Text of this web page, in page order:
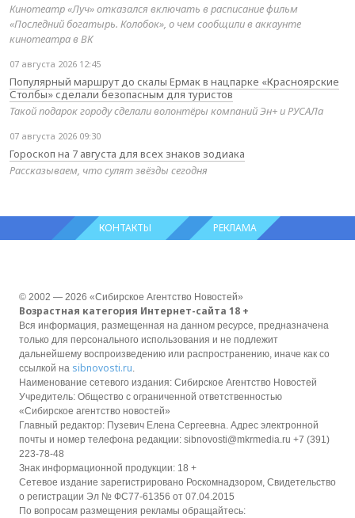
Кинотеатр «Луч» отказался включать в расписание фильм
«Последний богатырь. Колобок», о чем сообщили в аккаунте
кинотеатра в ВК
07 августа 2026 12:45
Популярный маршрут до скалы Ермак в нацпарке «Красноярские
Столбы» сделали безопасным для туристов
Такой подарок городу сделали волонтёры компаний Эн+ и РУСАЛа
07 августа 2026 09:30
Гороскоп на 7 августа для всех знаков зодиака
Рассказываем, что сулят звёзды сегодня
КОНТАКТЫ РЕКЛАМА
© 2002 — 2026 «Сибирское Агентство Новостей»
Возрастная категория Интернет-сайта 18 +
Вся информация, размещенная на данном ресурсе, предназначена
только для персонального использования и не подлежит
дальнейшему воспроизведению или распространению, иначе как со
ссылкой на sibnovosti.ru
Наименование сетевого издания: Сибирское Агентство Новостей
Учредитель: Общество с ограниченной ответственностью
«Сибирское агентство новостей»
Главный редактор: Пузевич Елена Сергеевна. Адрес электронной
почты и номер телефона редакции: sibnovosti@mkrmedia.ru +7 (391)
223-78-48
Знак информационной продукции: 18 +
Сетевое издание зарегистрировано Роскомнадзором, Свидетельство
о регистрации Эл № ФС77-61356 от 07.04.2015
По вопросам размещения рекламы обращайтесь: